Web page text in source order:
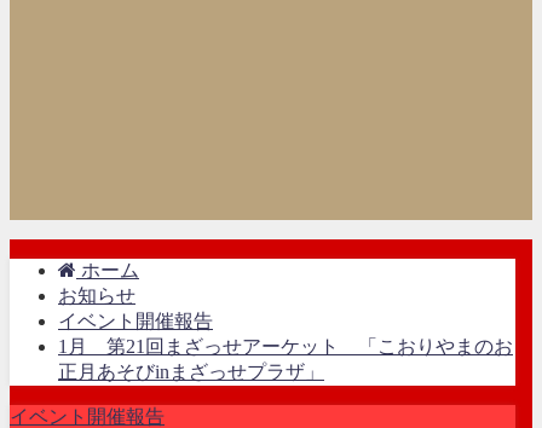
ホーム
お知らせ
イベント開催報告
1月 第21回まざっせアーケット 「こおりやまのお
正月あそびinまざっせプラザ」
イベント開催報告